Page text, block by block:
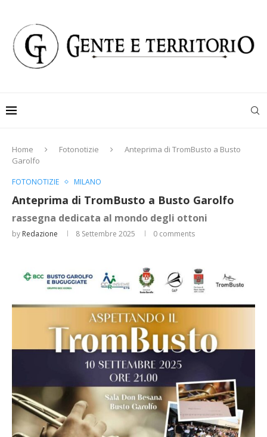
Home Fotonotizie
Anteprima di TromBusto a Busto
Garolfo
FOTONOTIZIE MILANO
Anteprima di TromBusto a Busto Garolfo
rassegna dedicata al mondo degli ottoni
by Redazione 8 Settembre 2025 0 comments